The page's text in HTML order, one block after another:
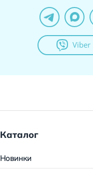
Viber
Каталог
Новинки